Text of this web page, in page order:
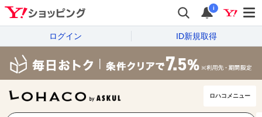
i
ログイン ID新規取得
ロハコメニュー